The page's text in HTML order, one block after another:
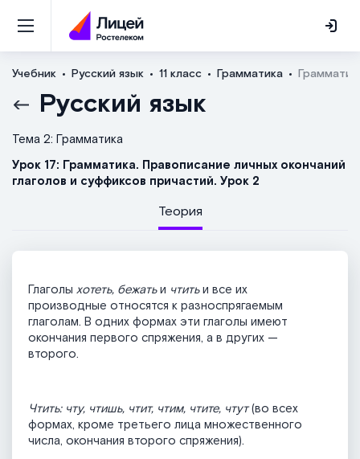
Учебник Русский язык 11 класс Грамматика
Русский язык
Тема 2: Грамматика
Урок 17: Грамматика. Правописание личных окончаний
глаголов и суффиксов причастий. Урок 2
Теория
Глаголы хотеть, бежатьи чтитьи все их
производные относятся к разноспрягаемым
глаголам. В одних формах эти глаголы имеют
окончания первого спряжения, а в других —
второго.
Чтить: чту, чтишь, чтит, чтим, чтите, чтут(во всех
формах, кроме третьего лица множественного
числа, окончания второго спряжения).